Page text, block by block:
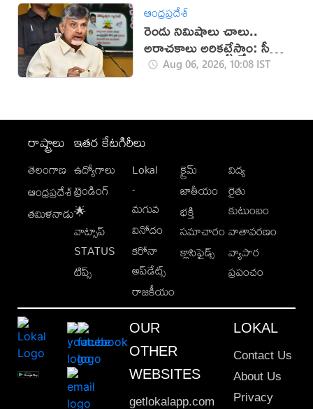
ఆంధ్రప్రదేశ్
రెండు నిమిషాలు చాలు..
అరాచకాలు అరికట్టేస్తాం: సీఎం
చంద్రబాబు
Aug 06, 2026, 10:08 IST
రాష్ట్రాలు
తెలంగాణ
ఆంధ్రప్రదేశ్
తమిళనాడు
ఇతర కేటగిరీలు
ఉద్యోగాలు
ట్రెండింగ్
🌟
వాట్సాప్
STATUS
టిప్స్
Lokal
-
మగువ
వినోదం
కరోనా
అప్‌డేట్స్
రాజకీయం
క్రైమ్
జాతీయం
భక్తి
సమాచారం
క్లాసిఫైడ్స్
విద్య
రైతు
కుటుంబం
వాతావరణం
వ్యాపార
ప్రపంచం
OUR
OTHER
WEBSITES
getlokalapp.com
LOKAL
Contact Us
About Us
Privacy